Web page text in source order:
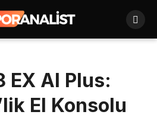
EX AI Plus:
El Konsolu